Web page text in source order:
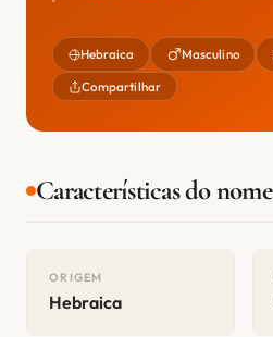
Hebraica Masculino
Compartilhar
Características do nome
ORIGEM
Hebraica